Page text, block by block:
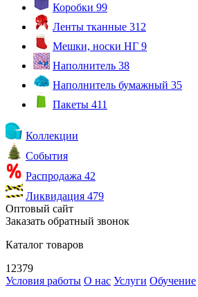
Коробки 99
Ленты тканные 312
Мешки, носки НГ 9
Наполнитель 38
Наполнитель бумажный 35
Пакеты 411
Коллекции
События
Распродажа 42
Ликвидация 479
Оптовый сайт
Заказать обратный звонок
Каталог товаров
12379
Условия работы О нас Услуги Обучение